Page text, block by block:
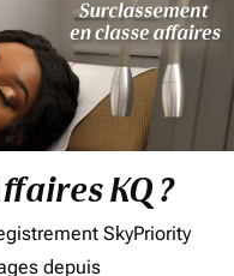
KQ ?
SkyPriority
depuis